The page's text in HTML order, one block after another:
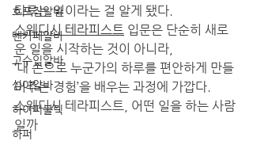
호프집알바
텐카페알바
고수입알바
심야알바
하이퍼블릭
하퍼
다루는 일이라는 걸 알게 됐다.
스웨디시 테라피스트 입문은 단순히 새로
운 일을 시작하는 것이 아니라,
‘내 손으로 누군가의 하루를 편안하게 만들
어주는 경험’을 배우는 과정에 가깝다.
스웨디시 테라피스트, 어떤 일을 하는 사람
일까